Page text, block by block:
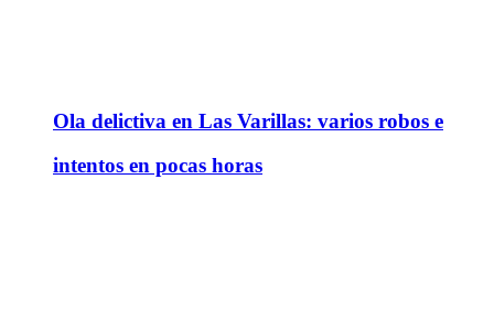
Ola delictiva en Las Varillas: varios robos e
intentos en pocas horas